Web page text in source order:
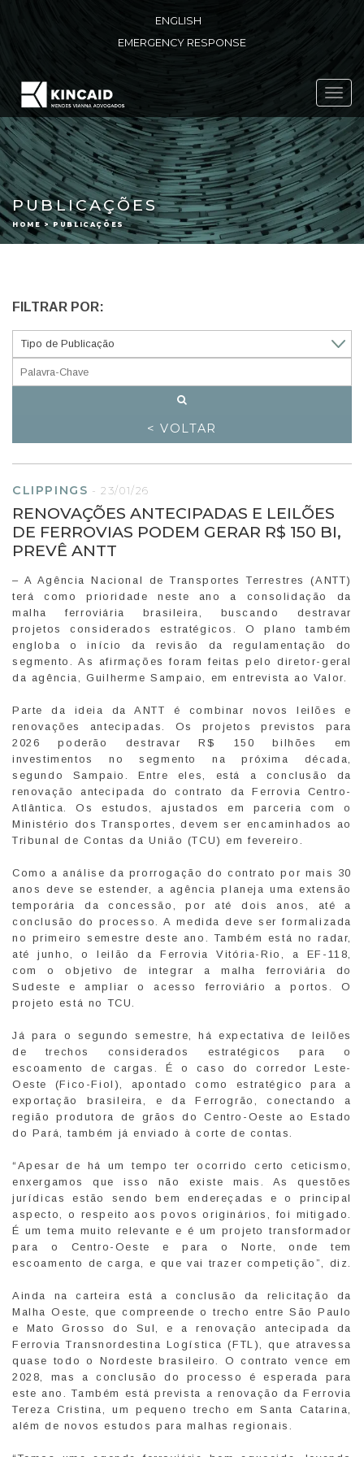
ENGLISH
EMERGENCY RESPONSE
PUBLICAÇÕES
HOME > PUBLICAÇÕES
FILTRAR POR:
< VOLTAR
CLIPPINGS - 23/01/26
RENOVAÇÕES ANTECIPADAS E LEILÕES
DE FERROVIAS PODEM GERAR R$ 150 BI,
PREVÊ ANTT
– A Agência Nacional de Transportes Terrestres (ANTT)
terá como prioridade neste ano a consolidação da
malha ferroviária brasileira, buscando destravar
projetos considerados estratégicos. O plano também
engloba o início da revisão da regulamentação do
segmento. As afirmações foram feitas pelo diretor-geral
da agência, Guilherme Sampaio, em entrevista ao Valor.
Parte da ideia da ANTT é combinar novos leilões e
renovações antecipadas. Os projetos previstos para
2026 poderão destravar R$ 150 bilhões em
investimentos no segmento na próxima década,
segundo Sampaio. Entre eles, está a conclusão da
renovação antecipada do contrato da Ferrovia Centro-
Atlântica. Os estudos, ajustados em parceria com o
Ministério dos Transportes, devem ser encaminhados ao
Tribunal de Contas da União (TCU) em fevereiro.
Como a análise da prorrogação do contrato por mais 30
anos deve se estender, a agência planeja uma extensão
temporária da concessão, por até dois anos, até a
conclusão do processo. A medida deve ser formalizada
no primeiro semestre deste ano. Também está no radar,
até junho, o leilão da Ferrovia Vitória-Rio, a EF-118,
com o objetivo de integrar a malha ferroviária do
Sudeste e ampliar o acesso ferroviário a portos. O
projeto está no TCU.
Já para o segundo semestre, há expectativa de leilões
de trechos considerados estratégicos para o
escoamento de cargas. É o caso do corredor Leste-
Oeste (Fico-Fiol), apontado como estratégico para a
exportação brasileira, e da Ferrogrão, conectando a
região produtora de grãos do Centro-Oeste ao Estado
do Pará, também já enviado à corte de contas.
“Apesar de há um tempo ter ocorrido certo ceticismo,
enxergamos que isso não existe mais. As questões
jurídicas estão sendo bem endereçadas e o principal
aspecto, o respeito aos povos originários, foi mitigado.
É um tema muito relevante e é um projeto transformador
para o Centro-Oeste e para o Norte, onde tem
escoamento de carga, e que vai trazer competição”, diz.
Ainda na carteira está a conclusão da relicitação da
Malha Oeste, que compreende o trecho entre São Paulo
e Mato Grosso do Sul, e a renovação antecipada da
Ferrovia Transnordestina Logística (FTL), que atravessa
quase todo o Nordeste brasileiro. O contrato vence em
2028, mas a conclusão do processo é esperada para
este ano. Também está prevista a renovação da Ferrovia
Tereza Cristina, um pequeno trecho em Santa Catarina,
além de novos estudos para malhas regionais.